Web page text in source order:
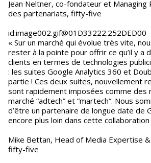
Jean Neltner, co-fondateur et Managing
des partenariats, fifty-five
id:image002.gif@01D33222.252DED00
« Sur un marché qui évolue très vite,
rester à la pointe pour offrir ce qu’il y a
clients en termes de technologies
: les suites Google Analytics 360 et
partie ! Ces deux suites, nouvellement
sont rapidement imposées comme des
marché “adtech” et “martech”. Nous
d’être un partenaire de longue date de
encore plus loin dans cette collaboration
Mike Bettan, Head of Media Expertise
fifty-five